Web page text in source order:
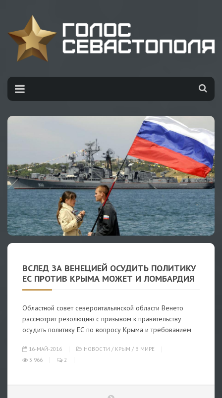
ВСЛЕД ЗА ВЕНЕЦИЕЙ ОСУДИТЬ ПОЛИТИКУ
ЕС ПРОТИВ КРЫМА МОЖЕТ И ЛОМБАРДИЯ
Областной совет североитальянской области Венето
рассмотрит резолюцию с призывом к правительству
осудить политику ЕС по вопросу Крыма и требованием
16-МАЙ-2016 НОВОСТИ / КРЫМ / В МИРЕ
3 966
2